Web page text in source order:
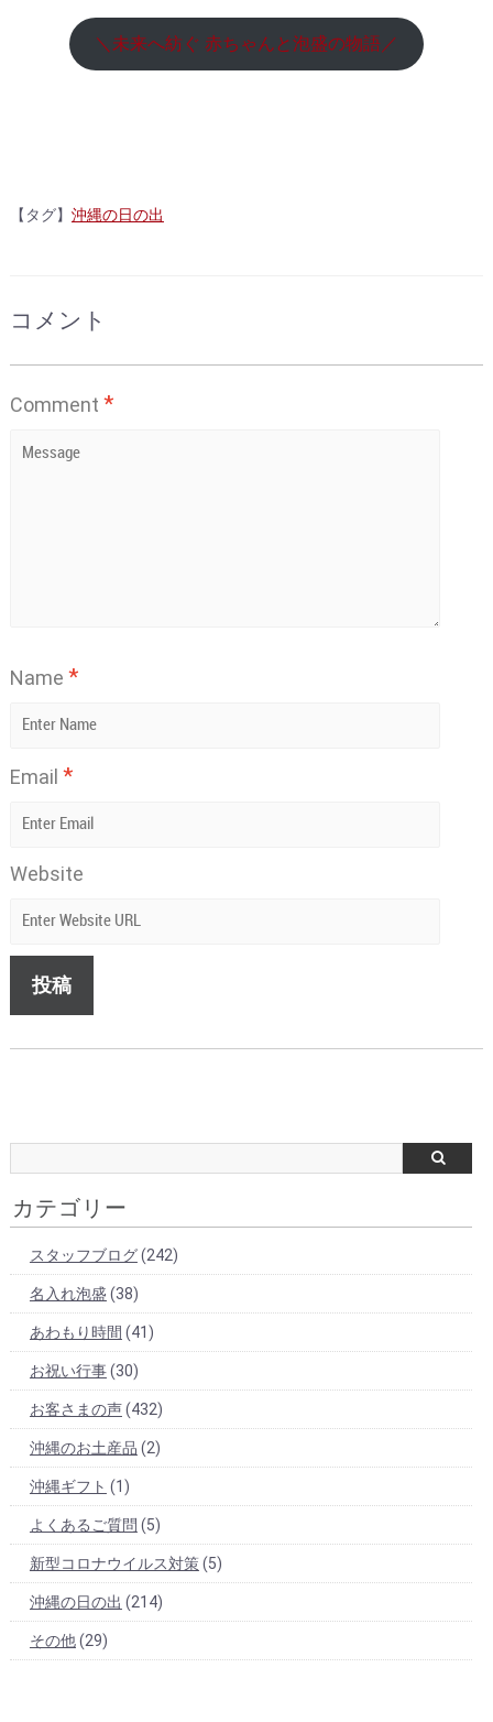
＼未来へ紡ぐ 赤ちゃんと泡盛の物語／
【タグ】 沖縄の日の出
コメント
Comment *
Name *
Email *
Website
カテゴリー
スタッフブログ(242)
名入れ泡盛 (38)
あわもり時間 (41)
お祝い行事(30)
お客さまの声(432)
沖縄のお土産品 (2)
沖縄ギフト (1)
よくあるご質問 (5)
新型コロナウイルス対策(5)
沖縄の日の出 (214)
その他(29)